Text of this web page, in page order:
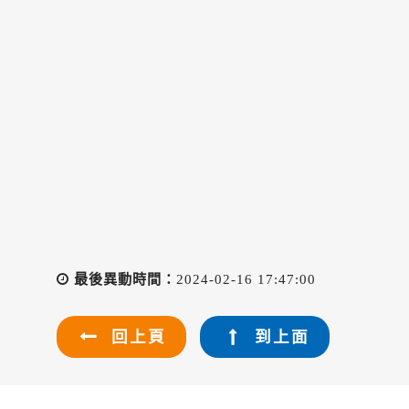
最後異動時間： 2024-02-16 17:47:00
回上頁 到上面